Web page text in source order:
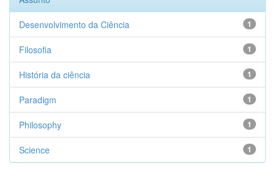
1
Desenvolvimento da Ciência
1
Filosofia
1
História da ciência
1
Paradigm
1
Philosophy
1
Science